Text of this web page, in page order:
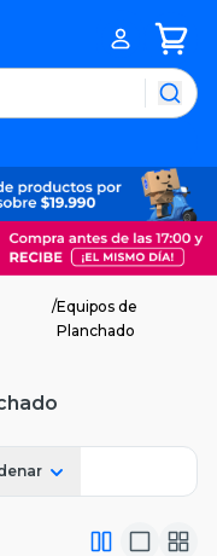
/Equipos de
Planchado